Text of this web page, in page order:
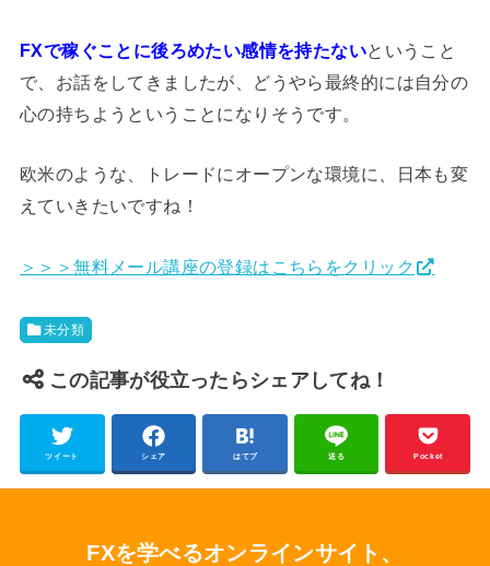
FXで稼ぐことに後ろめたい感情を持たないということ
で、お話をしてきましたが、どうやら最終的には自分の
心の持ちようということになりそうです。
欧米のような、トレードにオープンな環境に、日本も変
えていきたいですね！
＞＞＞無料メール講座の登録はこちらをクリック
未分類
この記事が役立ったらシェアしてね！
ツイート シェア はてブ 送る Pocket
FXを学べるオンラインサイト、